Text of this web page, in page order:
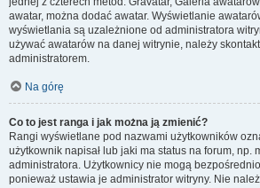
awatar, można dodać awatar. Wyświetlanie
wyświetlania są uzależnione od administratora
używać awatarów na danej witrynie, należy
administratorem.
Na górę
Co to jest ranga i jak można ją zmienić?
Rangi wyświetlane pod nazwami użytkowników
użytkownik napisał lub jaki ma status na forum, np.
administratora. Użytkownicy nie mogą
ponieważ ustawia je administrator witryny. Nie